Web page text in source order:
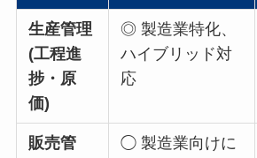
生産管理
(工程進
捗・原
価)
◎ 製造業特化、
ハイブリッド対
応
販売管
◯ 製造業向けに